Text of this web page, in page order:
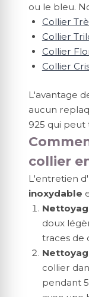
ou le bleu.
Collier
Collier
Collier
Collier
L'avantage
aucun
925 qui peut
collier
L'entretien
inoxydable
doux
traces de
collier
pendant